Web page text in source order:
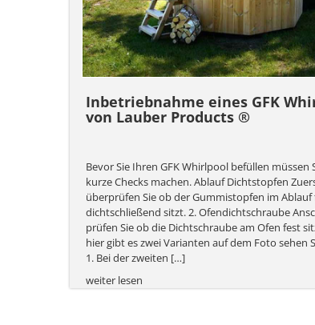
Inbetriebnahme eines GFK
von Lauber Products ®
Bevor Sie Ihren GFK Whirlpool befüllen müssen
kurze Checks machen. Ablauf Dichtstopfen
überprüfen Sie ob der Gummistopfen im Ablauf
dichtschließend sitzt. 2. Ofendichtschraube
prüfen Sie ob die Dichtschraube am Ofen fest
hier gibt es zwei Varianten auf dem Foto sehen
1. Bei der zweiten […]
weiter lesen